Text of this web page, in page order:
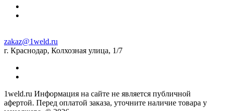
zakaz@1weld.ru
г. Краснодар, Колхозная улица, 1/7
1weld.ru Информация на сайте не является публичной
афертой. Перед оплатой заказа, уточните наличие товара у